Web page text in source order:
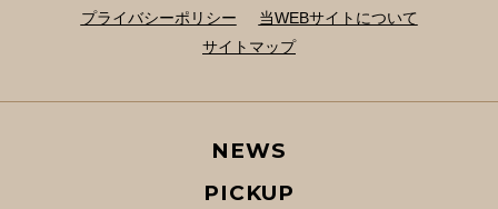
プライバシーポリシー
当WEBサイトについて
サイトマップ
NEWS
PICKUP